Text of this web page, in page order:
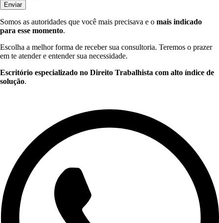
Enviar
Somos as autoridades que você mais precisava e o mais indicado
para esse momento.
Escolha a melhor forma de receber sua consultoria. Teremos o prazer
em te atender e entender sua necessidade.
Escritório especializado no Direito Trabalhista com alto índice de
solução.